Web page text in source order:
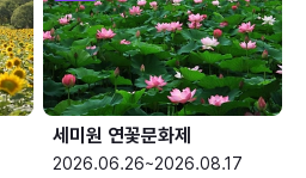
세미원 연꽃문화제
2026.06.26~2026.08.17